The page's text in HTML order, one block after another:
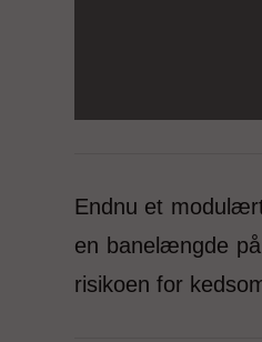
Endnu et
en banelængde
risikoen for